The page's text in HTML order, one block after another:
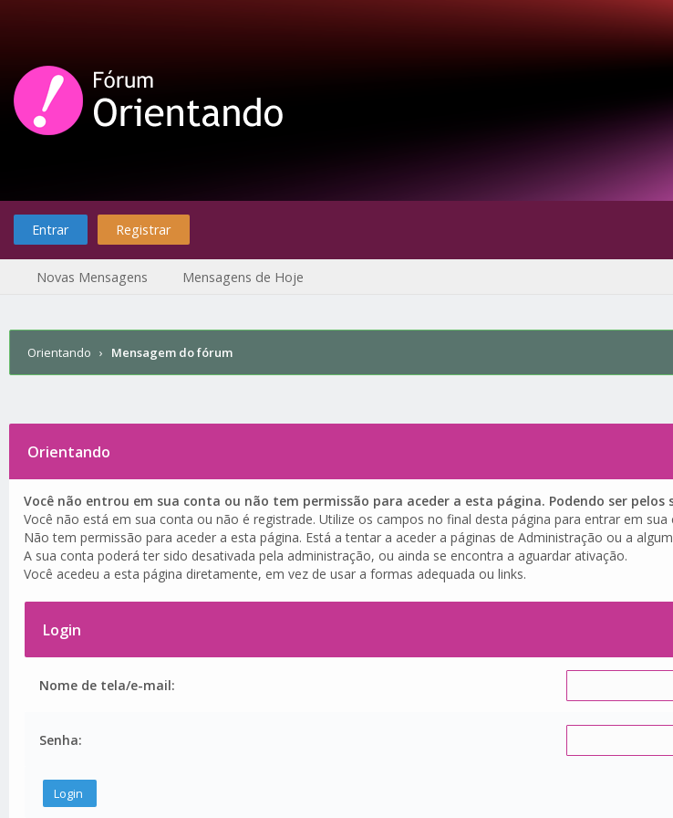
Entrar Registrar
Novas Mensagens Mensagens de Hoje
Orientando › Mensagem do fórum
Orientando
Você não entrou em sua conta ou não tem permissão para aceder a esta página. Podendo ser pelos
Você não está em sua conta ou não é registrade. Utilize os campos no final desta página para entrar em sua
Não tem permissão para aceder a esta página. Está a tentar a aceder a páginas de Administração ou a
A sua conta poderá ter sido desativada pela administração, ou ainda se encontra a aguardar ativação.
Você acedeu a esta página diretamente, em vez de usar a formas adequada ou links.
Login
Nome de tela/e-mail:
Senha: